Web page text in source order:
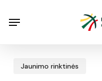
Menu
Jaunimo rinktinės